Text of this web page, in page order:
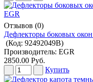
Отзывов (0)
Дефлекторы боковых
(Код: 92492049B)
Производитель: EGR
2850.00 Руб.
Купить